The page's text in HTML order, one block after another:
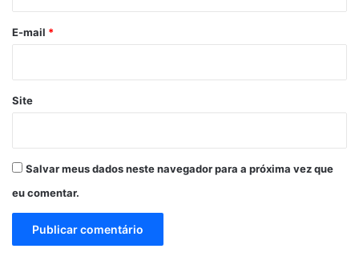
*
E-mail *
Site
Salvar meus dados neste navegador para a próxima vez que
eu comentar.